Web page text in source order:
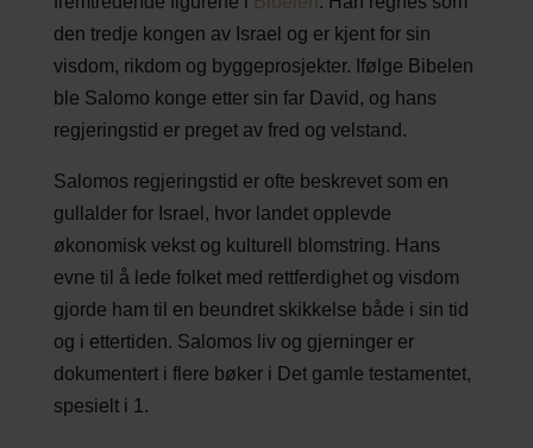
den tredje kongen av Israel og er kjent for sin
visdom, rikdom og byggeprosjekter. Ifølge Bibelen
ble Salomo konge etter sin far David, og hans
regjeringstid er preget av fred og velstand.
Salomos regjeringstid er ofte beskrevet som en
gullalder for Israel, hvor landet opplevde
økonomisk vekst og kulturell blomstring. Hans
evne til å lede folket med rettferdighet og visdom
gjorde ham til en beundret skikkelse både i sin tid
og i ettertiden. Salomos liv og gjerninger er
dokumentert i flere bøker i Det gamle testamentet,
spesielt i 1.